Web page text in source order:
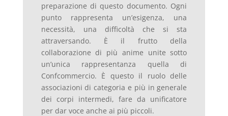
preparazione di questo documento. Ogni
punto rappresenta un’esigenza, una
necessità, una difficoltà che si sta
attraversando. È il frutto della
collaborazione di più anime unite sotto
un’unica rappresentanza quella di
Confcommercio. È questo il ruolo delle
associazioni di categoria e più in generale
dei corpi intermedi, fare da unificatore
per dar voce anche ai più piccoli.